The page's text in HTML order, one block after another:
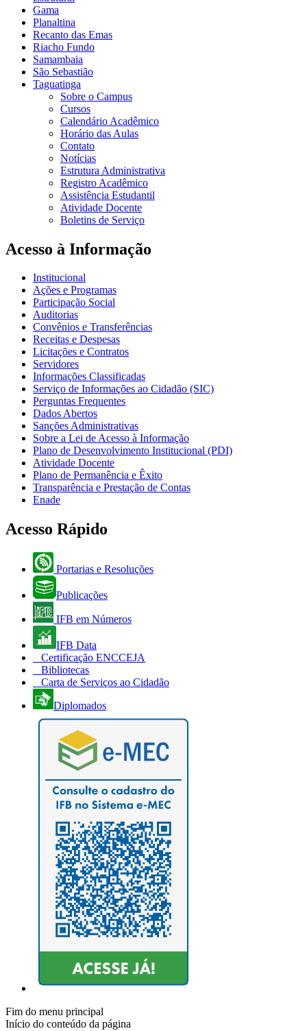
Gama
Planaltina
Recanto das Emas
Riacho Fundo
Samambaia
São Sebastião
Taguatinga
Sobre o Campus
Cursos
Calendário Acadêmico
Horário das Aulas
Contato
Notícias
Estrutura Administrativa
Registro Acadêmico
Assistência Estudantil
Atividade Docente
Boletins de Serviço
Acesso à Informação
Institucional
Ações e Programas
Participação Social
Auditorias
Convênios e Transferências
Receitas e Despesas
Licitações e Contratos
Servidores
Informações Classificadas
Serviço de Informações ao Cidadão (SIC)
Perguntas Frequentes
Dados Abertos
Sanções Administrativas
Sobre a Lei de Acesso à Informação
Plano de Desenvolvimento Institucional (PDI)
Atividade Docente
Plano de Permanência e Êxito
Transparência e Prestação de Contas
Enade
Acesso Rápido
Portarias e Resoluções
Publicações
IFB em Números
IFB Data
Certificação ENCCEJA
Bibliotecas
Carta de Serviços ao Cidadão
Diplomados
Fim do menu principal
Início do conteúdo da página